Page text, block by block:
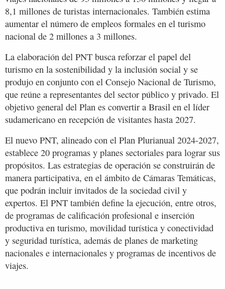
8,1 millones de turistas internacionales. También estima
aumentar el número de empleos formales en el turismo
nacional de 2 millones a 3 millones.
La elaboración del PNT busca reforzar el papel del
turismo en la sostenibilidad y la inclusión social y se
produjo en conjunto con el Consejo Nacional de Turismo,
que reúne a representantes del sector público y privado. El
objetivo general del Plan es convertir a Brasil en el líder
sudamericano en recepción de visitantes hasta 2027.
El nuevo PNT, alineado con el Plan Plurianual 2024-2027,
establece 20 programas y planes sectoriales para lograr sus
propósitos. Las estrategias de operación se construirán de
manera participativa, en el ámbito de Cámaras Temáticas,
que podrán incluir invitados de la sociedad civil y
expertos. El PNT también define la ejecución, entre otros,
de programas de calificación profesional e inserción
productiva en turismo, movilidad turística y conectividad
y seguridad turística, además de planes de marketing
nacionales e internacionales y programas de incentivos de
viajes.